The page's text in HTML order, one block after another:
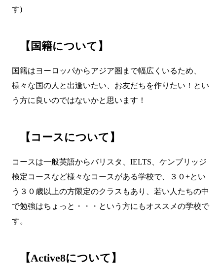
す)
【国籍について】
国籍はヨーロッパからアジア圏まで幅広くいるため、
様々な国の人と出逢いたい、お友だちを作りたい！とい
う方に良いのではないかと思います！
【コースについて】
コースは一般英語からバリスタ、IELTS、ケンブリッジ
検定コースなど様々なコースがある学校で、３０+とい
う３０歳以上の方限定のクラスもあり、若い人たちの中
で勉強はちょっと・・・という方にもオススメの学校で
す。
【Active8について】